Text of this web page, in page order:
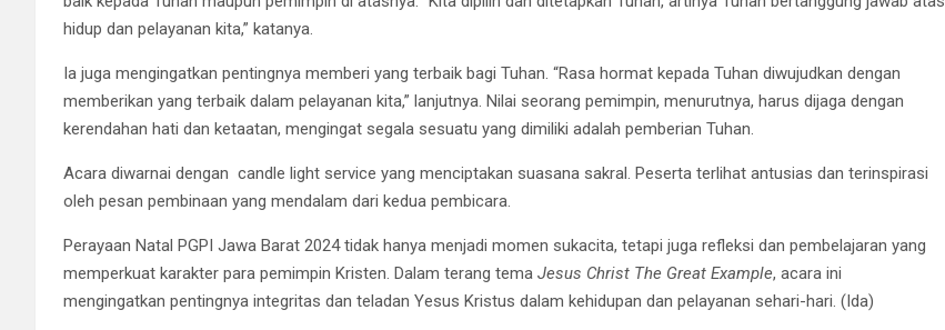
hidup dan pelayanan kita,” katanya.
Ia juga mengingatkan pentingnya memberi yang terbaik bagi Tuhan. “Rasa hormat kepada Tuhan diwujudkan dengan
memberikan yang terbaik dalam pelayanan kita,” lanjutnya. Nilai seorang pemimpin, menurutnya, harus dijaga dengan
kerendahan hati dan ketaatan, mengingat segala sesuatu yang dimiliki adalah pemberian Tuhan.
Acara diwarnai dengan candle light service yang menciptakan suasana sakral. Peserta terlihat antusias dan terinspirasi
oleh pesan pembinaan yang mendalam dari kedua pembicara.
Perayaan Natal PGPI Jawa Barat 2024 tidak hanya menjadi momen sukacita, tetapi juga refleksi dan pembelajaran yang
memperkuat karakter para pemimpin Kristen. Dalam terang tema Jesus Christ The Great Example, acara ini
mengingatkan pentingnya integritas dan teladan Yesus Kristus dalam kehidupan dan pelayanan sehari-hari. (Ida)